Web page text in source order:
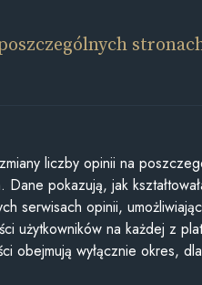
liczby opinii na
pokazują, jak
serwisach opinii,
użytkowników na każdej z
obejmują wyłącznie okres,